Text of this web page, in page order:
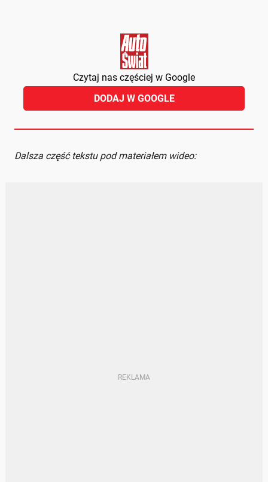
Czytaj nas częściej w Google
DODAJ W GOOGLE
Dalsza część tekstu pod materiałem wideo: